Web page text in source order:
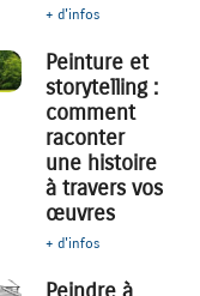
+ d'infos
Peinture et
storytelling :
comment
raconter
une histoire
à travers vos
œuvres
+ d'infos